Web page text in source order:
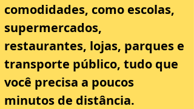
comodidades, como escolas,
supermercados,
restaurantes, lojas, parques e
transporte público, tudo que
você precisa a poucos
minutos de distância.